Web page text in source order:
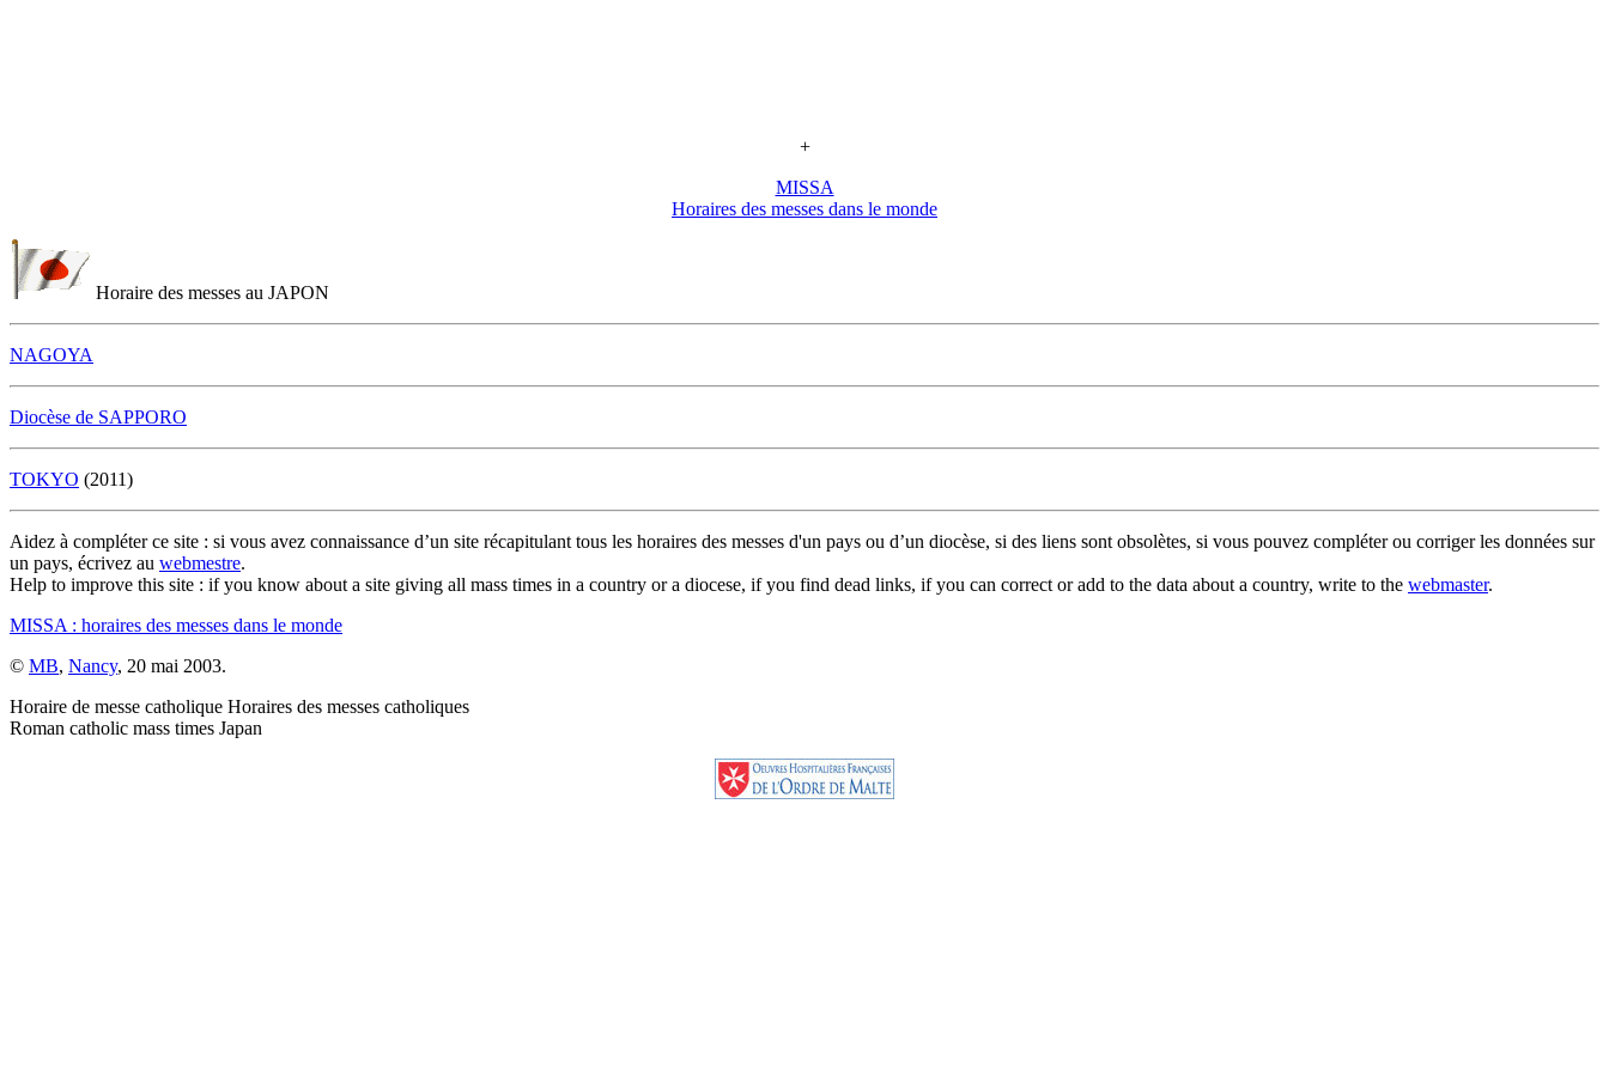
+
MISSA
Horaires des messes dans le monde
Horaire des messes au JAPON
NAGOYA
Diocèse de SAPPORO
TOKYO (2011)
Aidez à compléter ce site : si vous avez connaissance d’un site récapitulant tous les horaires des messes d'un pays ou d’un diocèse, si des liens sont obsolètes, si vous pouvez compléter ou corriger les données sur
un pays, écrivez au webmestre.
Help to improve this site : if you know about a site giving all mass times in a country or a diocese, if you find dead links, if you can correct or add to the data about a country, write to the webmaster.
MISSA : horaires des messes dans le monde
© MB, Nancy, 20 mai 2003.
Horaire de messe catholique Horaires des messes catholiques
Roman catholic mass times Japan